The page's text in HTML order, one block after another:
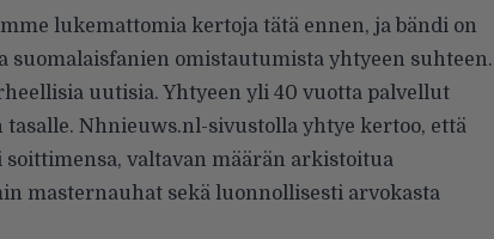
lukemattomia kertoja tätä ennen, ja bändi on
suomalaisfanien omistautumista yhtyeen suhteen.
uutisia. Yhtyeen yli 40 vuotta palvellut
Nhnieuws.nl-sivustolla yhtye kertoo, että
valtavan määrän arkistoitua
masternauhat sekä luonnollisesti arvokasta